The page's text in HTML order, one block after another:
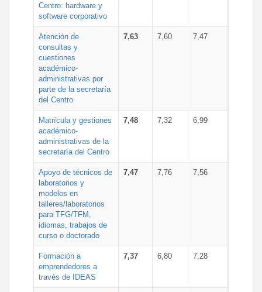
Centro: hardware y
software corporativo
Atención de
consultas y
cuestiones
académico-
administrativas por
parte de la secretaría
del Centro
7,63 7,60 7,47
Matrícula y gestiones
académico-
administrativas de la
secretaría del Centro
7,48 7,32 6,99
Apoyo de técnicos de
laboratorios y
modelos en
talleres/laboratorios
para TFG/TFM,
idiomas, trabajos de
curso o doctorado
7,47 7,76 7,56
Formación a
emprendedores a
través de IDEAS
7,37 6,80 7,28